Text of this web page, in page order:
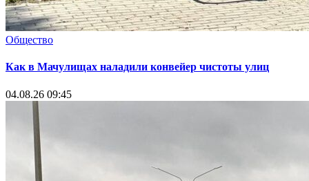
Общество
Как в Мачулищах наладили конвейер чистоты улиц
04.08.26 09:45